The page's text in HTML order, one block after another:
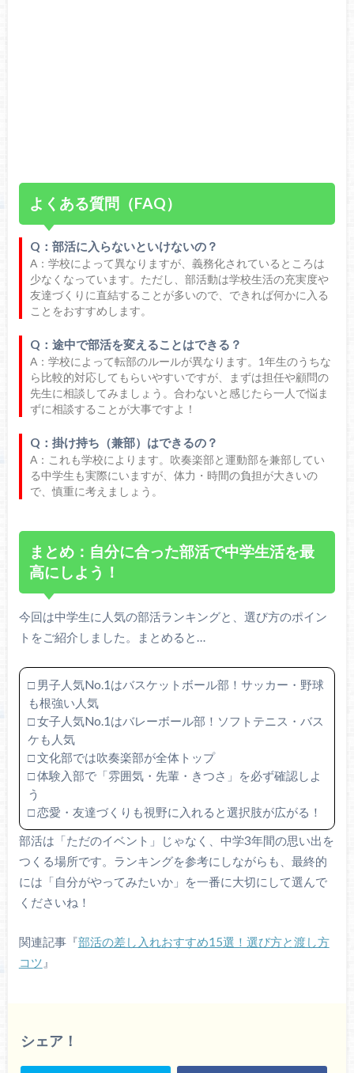
よくある質問（FAQ）
Q：部活に入らないといけないの？
A：学校によって異なりますが、義務化されているところは
少なくなっています。ただし、部活動は学校生活の充実度や
友達づくりに直結することが多いので、できれば何かに入る
ことをおすすめします。
Q：途中で部活を変えることはできる？
A：学校によって転部のルールが異なります。1年生のうちな
ら比較的対応してもらいやすいですが、まずは担任や顧問の
先生に相談してみましょう。合わないと感じたら一人で悩ま
ずに相談することが大事ですよ！
Q：掛け持ち（兼部）はできるの？
A：これも学校によります。吹奏楽部と運動部を兼部してい
る中学生も実際にいますが、体力・時間の負担が大きいの
で、慎重に考えましょう。
まとめ：自分に合った部活で中学生活を最
高にしよう！
今回は中学生に人気の部活ランキングと、選び方のポイン
トをご紹介しました。まとめると…
□ 男子人気No.1はバスケットボール部！サッカー・野球
も根強い人気
□ 女子人気No.1はバレーボール部！ソフトテニス・バス
ケも人気
□ 文化部では吹奏楽部が全体トップ
□ 体験入部で「雰囲気・先輩・きつさ」を必ず確認しよ
う
□ 恋愛・友達づくりも視野に入れると選択肢が広がる！
部活は「ただのイベント」じゃなく、中学3年間の思い出を
つくる場所です。ランキングを参考にしながらも、最終的
には「自分がやってみたいか」を一番に大切にして選んで
くださいね！
関連記事『部活の差し入れおすすめ15選！選び方と渡し方
コツ 』
シェア！